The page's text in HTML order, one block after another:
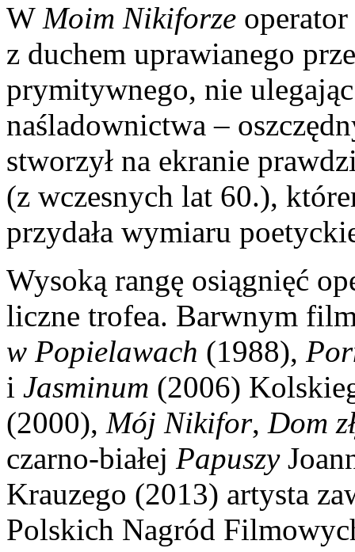
W Moim Nikiforze
z duchem uprawianego
prymitywnego, nie
naśladownictwa –
stworzył na ekranie
(z wczesnych lat 60.),
przydała wymiaru
Wysoką rangę osiągnięć
liczne trofea. Barwnym
w Popielawach (1988),
i Jasminum (2006)
(2000), Mój Nikifor, Dom
czarno-białej Papuszy
Krauzego (2013) artysta
Polskich Nagród